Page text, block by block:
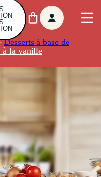
Desserts à base de
à la vanille